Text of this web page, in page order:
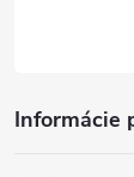
Informácie